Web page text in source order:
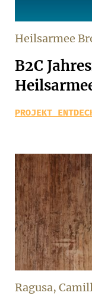
Heilsarmee
B2C
PROJEKT
Ragusa,